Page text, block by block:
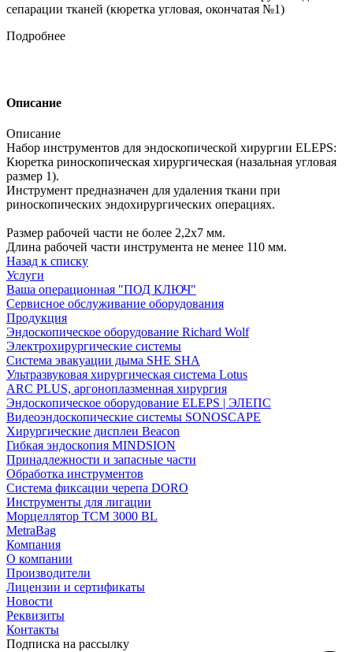
сепарации тканей (кюретка угловая, окончатая №1)
Подробнее
Описание
Описание
Набор инструментов для эндоскопической хирургии ELEPS:
Кюретка риноскопическая хирургическая (назальная угловая
размер 1).
Инструмент предназначен для удаления ткани при
риноскопических эндохирургических операциях.
Размер рабочей части не более 2,2х7 мм.
Длина рабочей части инструмента не менее 110 мм.
Назад к списку
Услуги
Ваша операционная "ПОД КЛЮЧ"
Сервисное обслуживание оборудования
Продукция
Эндоскопическое оборудование Richard Wolf
Электрохирургические системы
Система эвакуации дыма SHE SHA
Ультразвуковая хирургическая система Lotus
ARC PLUS, аргоноплазменная хирургия
Эндоскопическое оборудование ELEPS | ЭЛЕПС
Видеоэндоскопические системы SONOSCAPE
Хирургические дисплеи Beacon
Гибкая эндоскопия MINDSION
Принадлежности и запасные части
Обработка инструментов
Система фиксации черепа DORO
Инструменты для лигации
Морцеллятор ТСМ 3000 BL
MetraBag
Компания
О компании
Производители
Лицензии и сертификаты
Новости
Реквизиты
Контакты
Подписка на рассылку